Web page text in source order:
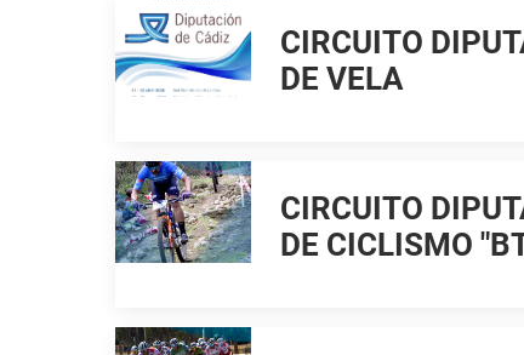
CIRCUITO
DE VELA
CIRCUITO
DE CICLISMO